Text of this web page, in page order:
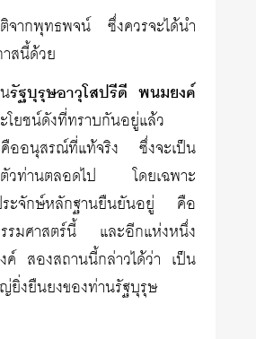
จากพุทธพจน์ ซึ่งควรจะได้นำ
สนี้ด้วย
รัฐบุรุษอาวุโสปรีดี พนมยงค์
โยชน์ดังที่ทราบกันอยู่แล้ว
อนุสรณ์ที่แท้จริง ซึ่งจะเป็น
ตัวท่านตลอดไป โดยเฉพาะ
ระจักษ์หลักฐานยืนยันอยู่ คือ
รมศาสตร์นี้ และอีกแห่งหนึ่ง
สองสถานนี้กล่าวได้ว่า เป็น
ยิ่งยืนยงของท่านรัฐบุรุษ